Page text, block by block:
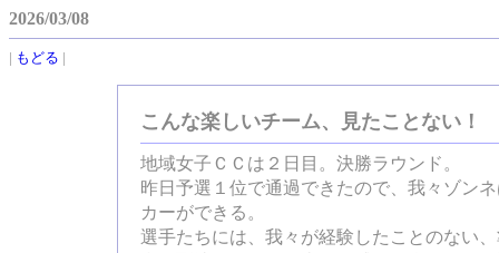
2026/03/08
| もどる |
こんな楽しいチーム、見たことない！
地域女子ＣＣは２日目。決勝ラウンド。
昨日予選１位で通過できたので、我々ゾン
カーができる。
選手たちには、我々が経験したことのない